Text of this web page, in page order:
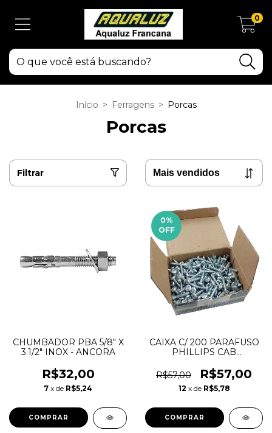
0
Início > Ferragens > Porcas
Porcas
Filtrar
CHUMBADOR PBA 5/8" X
3.1/2" INOX - ANCORA
R$32,00
7 x de R$5,24
0%
OFF
CAIXA C/ 200 PARAFUSO
PHILLIPS CAB
ZINCADO
R$57,00 R$57,00
12 x de R$5,78